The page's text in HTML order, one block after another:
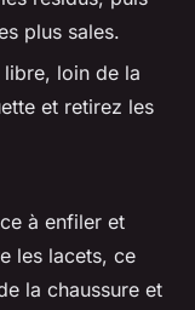
plus sales.
loin de la
et retirez les
à enfiler et
les lacets, ce
la chaussure et